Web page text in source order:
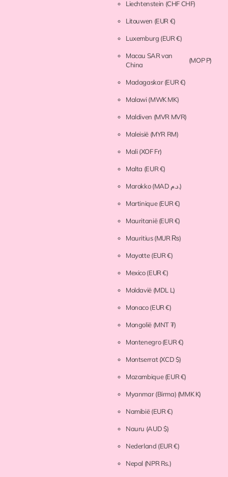
Liechtenstein (CHF CHF)
Litouwen (EUR €)
Luxemburg (EUR €)
Macau SAR van
China
(MOP P)
Madagaskar(EUR €)
Malawi(MWK MK)
Maldiven (MVR MVR)
Maleisië (MYR RM)
Mali(XOF Fr)
Malta (EUR €)
Marokko (MAD د.م.)
Martinique(EUR €)
Mauritanië(EUR €)
Mauritius(MUR ₨)
Mayotte(EUR €)
Mexico(EUR €)
Moldavië (MDL L)
Monaco(EUR €)
Mongolië (MNT ₮)
Montenegro(EUR €)
Montserrat(XCD $)
Mozambique(EUR €)
Myanmar (Birma) (MMK K)
Namibië(EUR €)
Nauru (AUD $)
Nederland (EUR €)
Nepal (NPR Rs.)